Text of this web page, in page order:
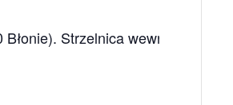
Strzelnica wewnętrzna,